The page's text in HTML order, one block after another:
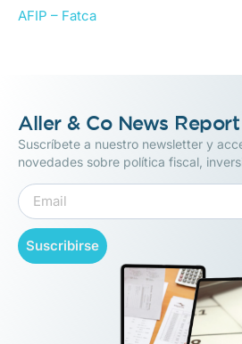
AFIP – Fatca
Aller & Co News Report
Suscríbete a nuestro newsletter y
novedades sobre política fiscal,
Suscribirse